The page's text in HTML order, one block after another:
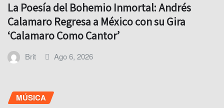
La Poesía del Bohemio Inmortal: Andrés
Calamaro Regresa a México con su Gira
‘Calamaro Como Cantor’
Brit Ago 6, 2026
MÚSICA